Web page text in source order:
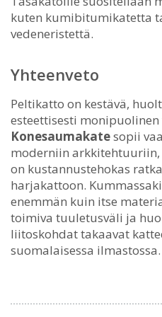
kuten kumibitumikatetta
vedeneristettä.
Yhteenveto
Peltikatto on kestävä,
esteettisesti
Konesaumakatesopii
moderniin arkkitehtuuriin,
on kustannustehokas
harjakattoon.
enemmän kuin itse
toimiva tuuletusväli ja
liitoskohdat takaavat
suomalaisessa ilmastossa.